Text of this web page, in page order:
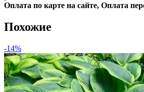
Оплата по карте на сайте, Оплата
Похожие
-14%